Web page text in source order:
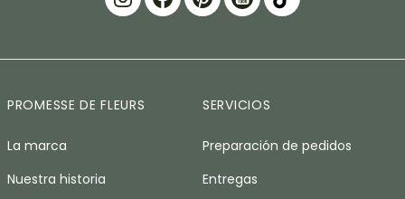
PROMESSE DE FLEURS
La marca
Nuestra historia
SERVICIOS
Preparación de pedidos
Entregas